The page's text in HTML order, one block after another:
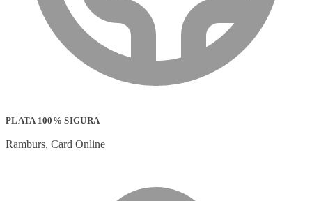
PLATA 100% SIGURA
Ramburs, Card Online